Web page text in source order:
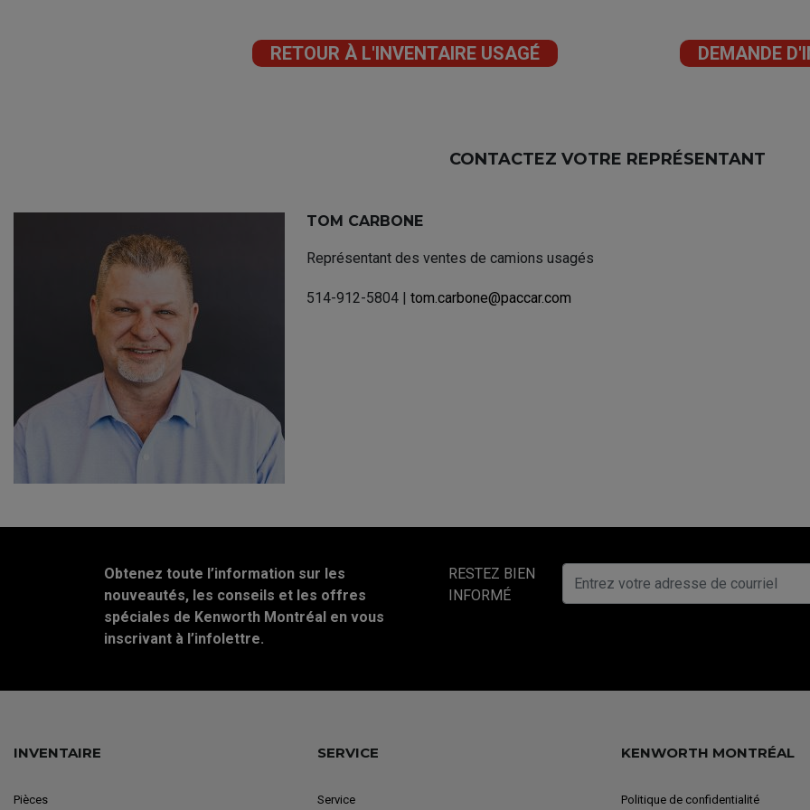
RETOUR À L'INVENTAIRE USAGÉ DEMANDE
CONTACTEZ VOTRE REPRÉSENTANT
TOM CARBONE
Représentant des ventes de camions usagés
514-912-5804 | tom.carbone@paccar.com
Obtenez toute l’information sur les
nouveautés, les conseils et les offres
spéciales de Kenworth Montréal en vous
inscrivant à l’infolettre.
RESTEZ BIEN
INFORMÉ
INVENTAIRE
Pièces
SERVICE
Service
KENWORTH MONTRÉAL
Politique de confidentialité